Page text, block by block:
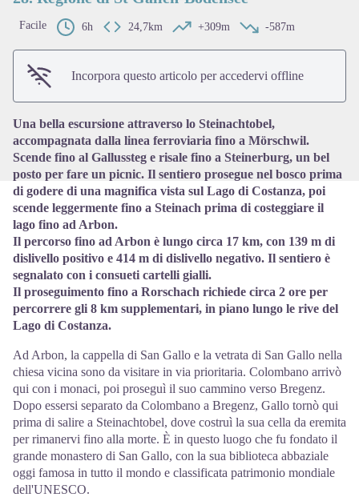
View picture in full screen
Facile 6h 24,7km +309m -587m
Incorpora questo articolo per accedervi offline
Una bella escursione attraverso lo Steinachtobel,
accompagnata dalla linea ferroviaria fino a Mörschwil.
Scende fino al Gallussteg e risale fino a Steinerburg, un bel
posto per fare un picnic. Il sentiero prosegue nel bosco prima
di godere di una magnifica vista sul Lago di Costanza, poi
scende leggermente fino a Steinach prima di costeggiare il
lago fino ad Arbon.
Il percorso fino ad Arbon è lungo circa 17 km, con 139 m di
dislivello positivo e 414 m di dislivello negativo. Il sentiero è
segnalato con i consueti cartelli gialli.
Il proseguimento fino a Rorschach richiede circa 2 ore per
percorrere gli 8 km supplementari, in piano lungo le rive del
Lago di Costanza.
Ad Arbon, la cappella di San Gallo e la vetrata di San Gallo nella
chiesa vicina sono da visitare in via prioritaria. Colombano arrivò
qui con i monaci, poi proseguì il suo cammino verso Bregenz.
Dopo essersi separato da Colombano a Bregenz, Gallo tornò qui
prima di salire a Steinachtobel, dove costruì la sua cella da eremita
per rimanervi fino alla morte. È in questo luogo che fu fondato il
grande monastero di San Gallo, con la sua biblioteca abbaziale
oggi famosa in tutto il mondo e classificata patrimonio mondiale
dell'UNESCO.